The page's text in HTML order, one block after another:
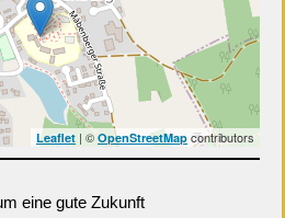
Leaflet | ©OpenStreetMap contributors
eine gute Zukunft